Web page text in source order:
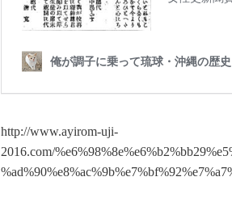
http://www.ayirom-uji-
2016.com/